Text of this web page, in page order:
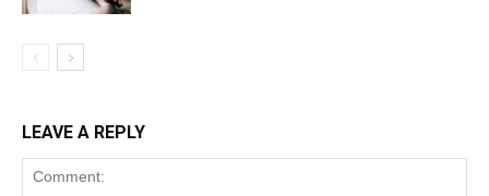
LEAVE A REPLY